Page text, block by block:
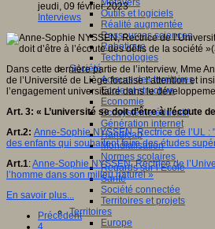
Métavers
Outils et logiciels
Réalité augmentée
Ressources sciences
Robotique
Technologies
Société
Acteurs des territoires
Ecole et structure
Economie
Ecosystème éducatif
Génération internet
Handicap
Mondialisation
Normes scolaires
Regards sur l’Ecole
Santé
Société connectée
Territoires et projets
Territoires
Europe
jeudi, 09 février 2023
Interviews
Dans cette dernière partie de l’interview, Mme
de l’Université de Liège focalise l’attention et
l’engagement universitaire dans le
Art. 3: « L’université se doit d’être à l’écoute
Art.2: Anne-Sophie NYSSEN, Rectrice de l’UL
des enfants qui souhaitent faire des études
Art.1:Anne-Sophie NYSSEN, Rectrice de
l’homme dans son milieu naturel »
En savoir plus...
Précédent
4